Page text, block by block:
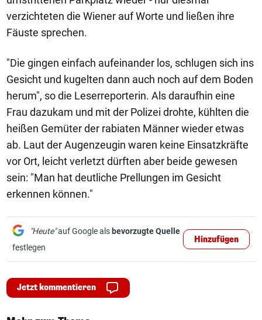
verzichteten die Wiener auf Worte und ließen ihre
Fäuste sprechen.
"Die gingen einfach aufeinander los, schlugen sich ins
Gesicht und kugelten dann auch noch auf dem Boden
herum", so die Leserreporterin. Als daraufhin eine
Frau dazukam und mit der Polizei drohte, kühlten die
heißen Gemüter der rabiaten Männer wieder etwas
ab. Laut der Augenzeugin waren keine Einsatzkräfte
vor Ort, leicht verletzt dürften aber beide gewesen
sein: "Man hat deutliche Prellungen im Gesicht
erkennen können."
"Heute"auf Google als bevorzugte Quelle
festlegen
Hinzufügen
Jetzt kommentieren